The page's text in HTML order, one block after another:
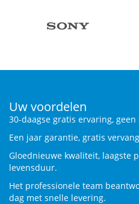
Uw voordelen
30-daagse gratis ervaring,
Een jaar garantie, gratis
Gloednieuwe kwaliteit, laagste
levensduur.
Het professionele team
dag met snelle levering.